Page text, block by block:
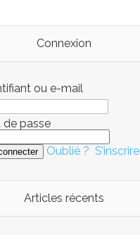
Connexion
ou e-mail
de passe
Oublié ? S’inscrire
Articles récents